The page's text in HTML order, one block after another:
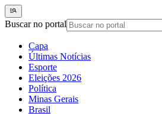
Buscar no portal
Capa
Últimas Notícias
Esporte
Eleições 2026
Política
Minas Gerais
Brasil